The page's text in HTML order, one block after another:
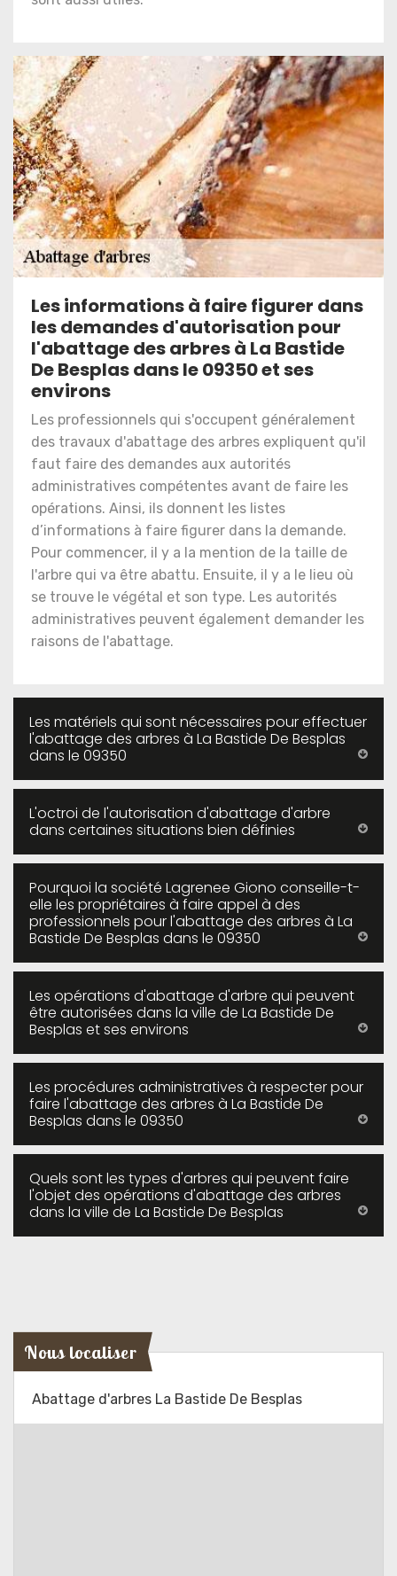
Les informations à faire figurer dans
les demandes d'autorisation pour
l'abattage des arbres à La Bastide
De Besplas dans le 09350 et ses
environs
Les professionnels qui s'occupent généralement
des travaux d'abattage des arbres expliquent qu'il
faut faire des demandes aux autorités
administratives compétentes avant de faire les
opérations. Ainsi, ils donnent les listes
d’informations à faire figurer dans la demande.
Pour commencer, il y a la mention de la taille de
l'arbre qui va être abattu. Ensuite, il y a le lieu où
se trouve le végétal et son type. Les autorités
administratives peuvent également demander les
raisons de l'abattage.
Les matériels qui sont nécessaires pour effectuer
l'abattage des arbres à La Bastide De Besplas
dans le 09350
L'octroi de l'autorisation d'abattage d'arbre
dans certaines situations bien définies
Pourquoi la société Lagrenee Giono conseille-t-
elle les propriétaires à faire appel à des
professionnels pour l'abattage des arbres à La
Bastide De Besplas dans le 09350
Les opérations d'abattage d'arbre qui peuvent
être autorisées dans la ville de La Bastide De
Besplas et ses environs
Les procédures administratives à respecter pour
faire l'abattage des arbres à La Bastide De
Besplas dans le 09350
Quels sont les types d'arbres qui peuvent faire
l'objet des opérations d'abattage des arbres
dans la ville de La Bastide De Besplas
Nous localiser
Abattage d'arbres La Bastide De Besplas